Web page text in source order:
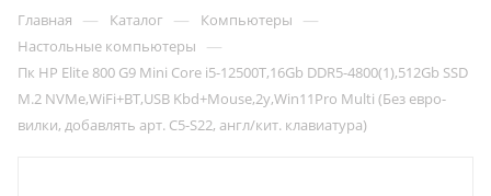
Главная — Каталог — Компьютеры —
Настольные компьютеры —
Пк HP Elite 800 G9 Mini Core i5-12500T,16Gb DDR5-4800(1),512Gb SSD
M.2 NVMe,WiFi+BT,USB Kbd+Mouse,2y,Win11Pro Multi (Без евро-
вилки, добавлять арт. C5-S22, англ/кит. клавиатура)